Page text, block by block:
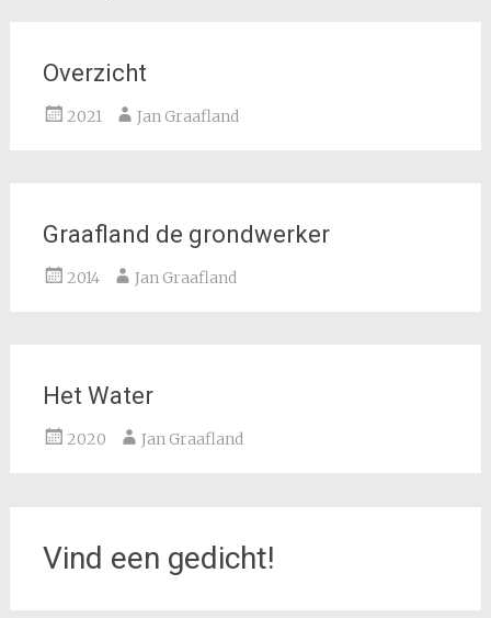
Overzicht
2021 Jan Graafland
Graafland de grondwerker
2014 Jan Graafland
Het Water
2020 Jan Graafland
Vind een gedicht!